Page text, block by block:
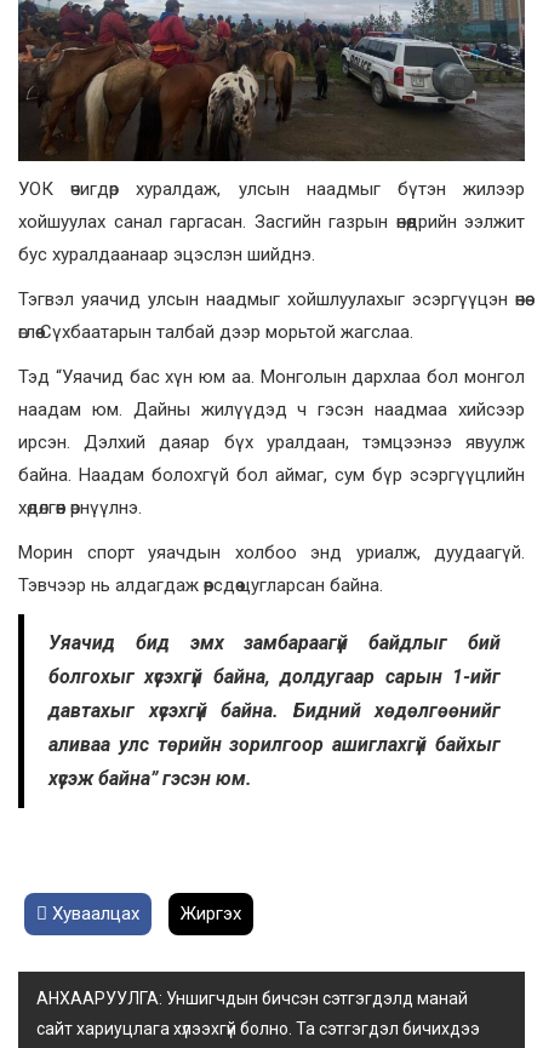
УОК өчигдөр хуралдаж, улсын наадмыг бүтэн жилээр
хойшуулах санал гаргасан. Засгийн газрын өнөөдрийн ээлжит
бус хуралдаанаар эцэслэн шийднэ.
Тэгвэл уяачид улсын наадмыг хойшлуулахыг эсэргүүцэн өнөө
өглөө Сүхбаатарын талбай дээр морьтой жагслаа.
Тэд “Уяачид бас хүн юм аа. Монголын дархлаа бол монгол
наадам юм. Дайны жилүүдэд ч гэсэн наадмаа хийсээр
ирсэн. Дэлхий даяар бүх уралдаан, тэмцээнээ явуулж
байна. Наадам болохгүй бол аймаг, сум бүр эсэргүүцлийн
хөдөлгөөн өрнүүлнэ.
Морин спорт уяачдын холбоо энд уриалж, дуудаагүй.
Тэвчээр нь алдагдаж өөрсдөө цугларсан байна.
Уяачид бид эмх замбараагүй байдлыг бий
болгохыг хүсэхгүй байна, долдугаар сарын 1-ийг
давтахыг хүсэхгүй байна. Бидний хөдөлгөөнийг
аливаа улс төрийн зорилгоор ашиглахгүй байхыг
хүсэж байна” гэсэн юм.
Хуваалцах Жиргэх
АНХААРУУЛГА: Уншигчдын бичсэн сэтгэгдэлд манай
сайт хариуцлага хүлээхгүй болно. Та сэтгэгдэл бичихдээ